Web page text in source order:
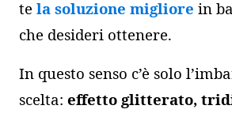
te la soluzione migliore in
che desideri ottenere.
In questo senso c’è solo
scelta: effetto glitterato,